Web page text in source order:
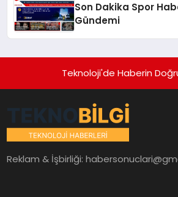
Son Dakika Spor
Gündemi
Teknoloji'de Haberin
Reklam & İşbirliği: